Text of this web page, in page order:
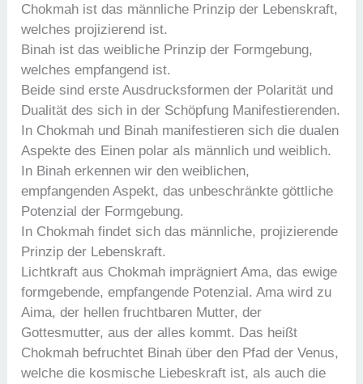
Chokmah ist das männliche Prinzip der Lebenskraft,
welches projizierend ist.
Binah ist das weibliche Prinzip der Formgebung,
welches empfangend ist.
Beide sind erste Ausdrucksformen der Polarität und
Dualität des sich in der Schöpfung Manifestierenden.
In Chokmah und Binah manifestieren sich die dualen
Aspekte des Einen polar als männlich und weiblich.
In Binah erkennen wir den weiblichen,
empfangenden Aspekt, das unbeschränkte göttliche
Potenzial der Formgebung.
In Chokmah findet sich das männliche, projizierende
Prinzip der Lebenskraft.
Lichtkraft aus Chokmah imprägniert Ama, das ewige
formgebende, empfangende Potenzial. Ama wird zu
Aima, der hellen fruchtbaren Mutter, der
Gottesmutter, aus der alles kommt. Das heißt
Chokmah befruchtet Binah über den Pfad der Venus,
welche die kosmische Liebeskraft ist, als auch die